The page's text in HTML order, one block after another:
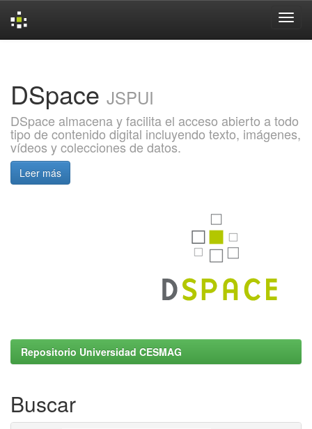
DSpace JSPUI
DSpace almacena y facilita el acceso abierto a todo
tipo de contenido digital incluyendo texto, imágenes,
vídeos y colecciones de datos.
Leer más
Repositorio Universidad CESMAG
Buscar